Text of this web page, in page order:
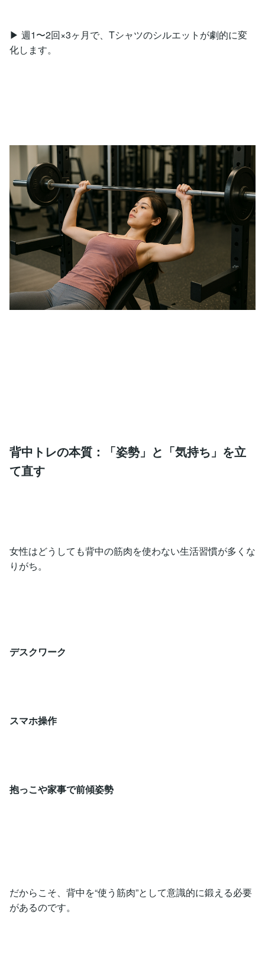
▶ 週1〜2回×3ヶ月で、Tシャツのシルエットが劇的に変
化します。
背中トレの本質：「姿勢」と「気持ち」を立
て直す
女性はどうしても背中の筋肉を使わない生活習慣が多くな
りがち。
デスクワーク
スマホ操作
抱っこや家事で前傾姿勢
だからこそ、背中を“使う筋肉”として意識的に鍛える必要
があるのです。